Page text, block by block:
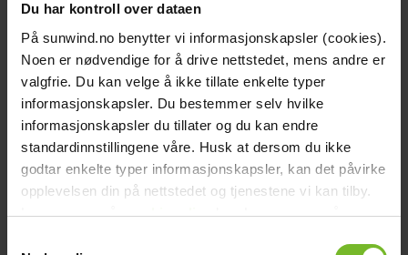
Du har kontroll over dataen
På sunwind.no benytter vi informasjonskapsler (cookies).
Noen er nødvendige for å drive nettstedet, mens andre er
valgfrie. Du kan velge å ikke tillate enkelte typer
informasjonskapsler. Du bestemmer selv hvilke
informasjonskapsler du tillater og du kan endre
standardinnstillingene våre. Husk at dersom du ikke
godtar enkelte typer informasjonskapsler, kan det påvirke
opplevelsen din på nettstedet og tjenestene vi kan tilby.
Les mer om vårcookiepolicyher. Les mer om våre
Vikt (kg): 1,8
Effekt Kontinuerligt:
360W
Spänning in:12V
Spänning ut:24V
Batterispänning:10-17V
Varumärke: Victron Energy
Victron art.nr:ORI122436140
Paketets dimensioner
Bredd (cm):20,5
Höjd (cm):
Längd (cm):13
Vikt (kg):1,92